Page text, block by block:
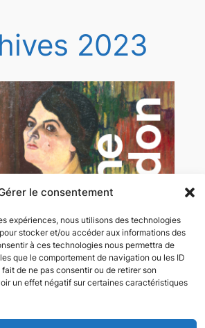
le consentement
expériences, nous utilisons des technologies
stocker et/ou accéder aux informations des
à ces technologies nous permettra de
que le comportement de navigation ou les ID
de ne pas consentir ou de retirer son
un effet négatif sur certaines caractéristiques
2023